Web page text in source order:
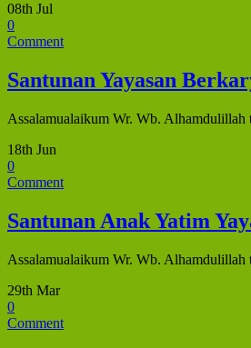
08th Jul
0
Comment
Santunan Yayasan
Assalamualaikum Wr. Wb. Alhamdulillah
18th Jun
0
Comment
Santunan Anak Yatim
Assalamualaikum Wr. Wb. Alhamdulillah
29th Mar
0
Comment